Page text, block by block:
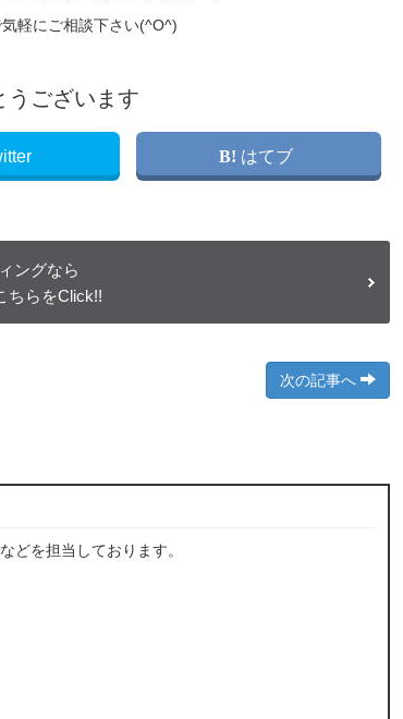
軽にご相談下さい(^O^)
うございます
はてブ
ングなら
ちらをClick!!
次の記事へ
どを担当しております。